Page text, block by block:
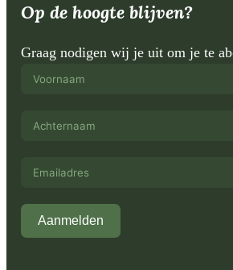
Op de hoogte blijven?
Graag nodigen wij je uit om je te
Aanmelden